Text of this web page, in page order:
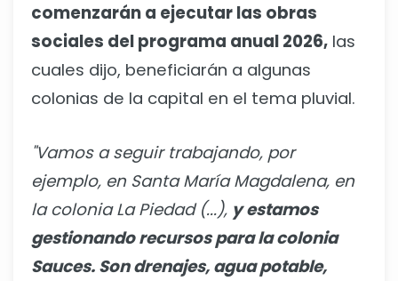
comenzarán a ejecutar las obras
sociales del programa anual 2026, las
cuales dijo, beneficiarán a algunas
colonias de la capital en el tema pluvial.
"Vamos a seguir trabajando, por
ejemplo, en Santa María Magdalena, en
la colonia La Piedad (...), y estamos
gestionando recursos para la colonia
Sauces. Son drenajes, agua potable,